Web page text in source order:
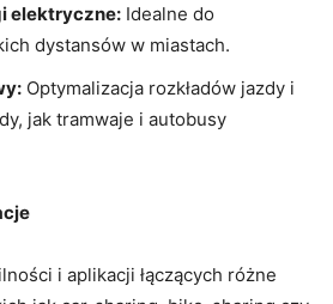
elektryczne: Idealne⁤ do​
dystansów w miastach.
Optymalizacja rozkładów jazdy i
jak tramwaje i autobusy
i aplikacji łączących różne